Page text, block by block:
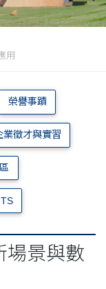
用
榮譽事蹟
業徵才與實習
場景與數